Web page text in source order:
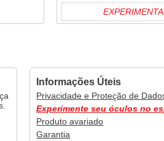
Informações Úteis
Privacidade e Proteção de
Experimente seu óculos no
Produto avariado
Garantia